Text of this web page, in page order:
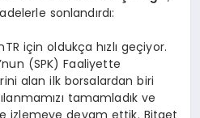
sonlandırdı:
için oldukça hızlı geçiyor.
(SPK) Faaliyette
alan ilk borsalardan biri
tamamladık ve